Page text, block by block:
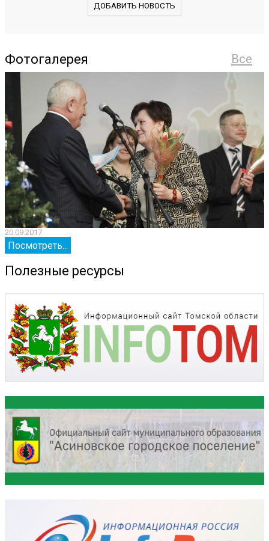
ДОБАВИТЬ НОВОСТЬ
Все
Фотогалерея
20.09.2017
Посмотреть...
Полезные ресурсы